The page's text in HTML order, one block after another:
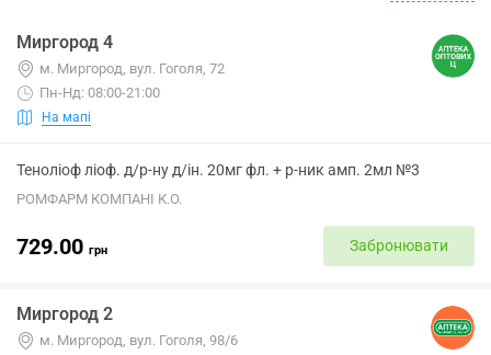
Миргород 4
м. Миргород, вул. Гоголя, 72
Пн-Нд: 08:00-21:00
На мапі
Теноліоф ліоф. д/р-ну д/ін. 20мг фл. + р-ник амп. 2мл №3
РОМФАРМ КОМПАНІ К.О.
729.00 грн Забронювати
Миргород 2
м. Миргород, вул. Гоголя, 98/6